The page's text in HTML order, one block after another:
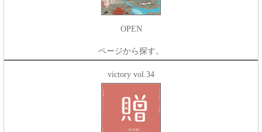
OPEN
ページから探す。
victory vol.34